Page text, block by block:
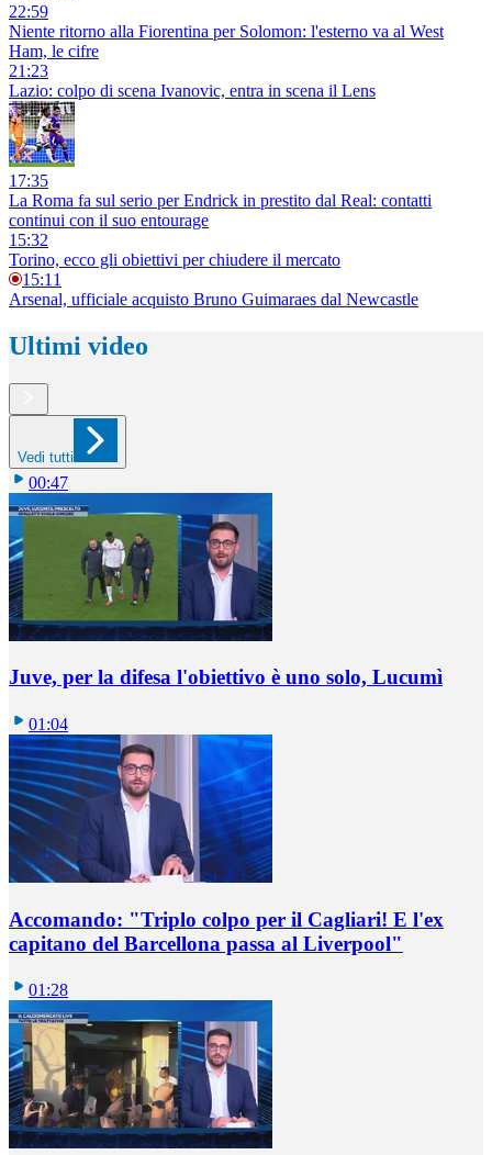
22:59
Niente ritorno alla Fiorentina per Solomon: l'esterno va al West
Ham, le cifre
21:23
Lazio: colpo di scena Ivanovic, entra in scena il Lens
17:35
La Roma fa sul serio per Endrick in prestito dal Real: contatti
continui con il suo entourage
15:32
Torino, ecco gli obiettivi per chiudere il mercato
15:11
Arsenal, ufficiale acquisto Bruno Guimaraes dal Newcastle
Ultimi video
Vedi tutti
00:47
Juve, per la difesa l'obiettivo è uno solo, Lucumì
01:04
Accomando: "Triplo colpo per il Cagliari! E l'ex
capitano del Barcellona passa al Liverpool"
01:28